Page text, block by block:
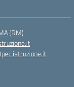
(RM)